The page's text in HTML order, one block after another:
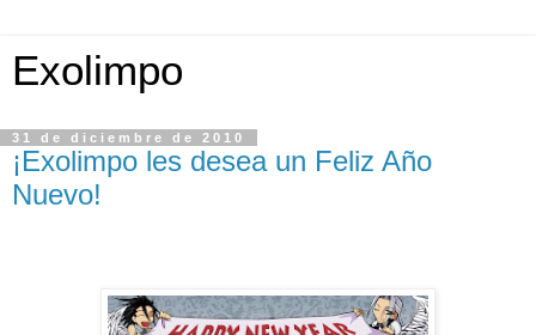
Exolimpo
31 de diciembre de 2010
¡Exolimpo les desea un Feliz Año
Nuevo!